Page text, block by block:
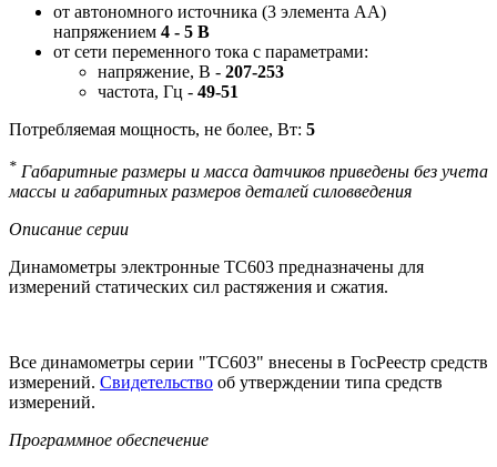
от автономного источника (3 элемента АА)
напряжением 4 - 5 В
от сети переменного тока с параметрами:
напряжение, В - 207-253
частота, Гц - 49-51
Потребляемая мощность, не более, Вт: 5
* Габаритные размеры и масса датчиков приведены без учета
массы и габаритных размеров деталей силовведения
Описание серии
Динамометры электронные ТС603 предназначены для
измерений статических сил растяжения и сжатия.
Все динамометры серии "ТС603" внесены в ГосРеестр средств
измерений. Свидетельство об утверждении типа средств
измерений.
Программное обеспечение